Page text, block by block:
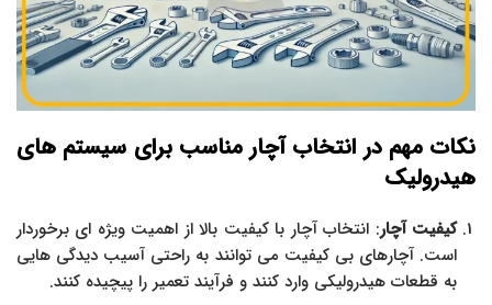
نکات مهم در انتخاب آچار مناسب برای سیستم های
هیدرولیک
کیفیت آچار: انتخاب آچار با کیفیت بالا از اهمیت ویژه ای برخوردار
است. آچارهای بی کیفیت می توانند به راحتی آسیب دیدگی هایی
به قطعات هیدرولیکی وارد کنند و فرآیند تعمیر را پیچیده کنند.